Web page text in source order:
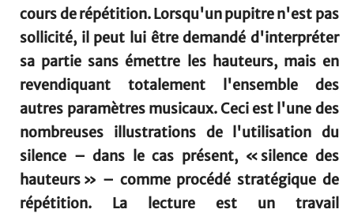
cours de répétition. Lorsqu'un pupitre n'est pas
sollicité, il peut lui être demandé d'interpréter
sa partie sans émettre les hauteurs, mais en
revendiquant totalement l'ensemble des
autres paramètres musicaux. Ceci est l'une des
nombreuses illustrations de l'utilisation du
silence – dans le cas présent, « silence des
hauteurs » – comme procédé stratégique de
répétition. La lecture est un travail